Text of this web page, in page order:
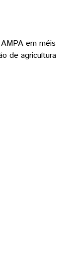
em méis
de agricultura